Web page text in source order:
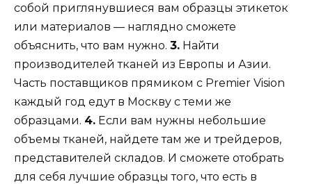
собой приглянувшиеся вам образцы этикеток
или материалов — наглядно сможете
объяснить, что вам нужно. 3. Найти
производителей тканей из Европы и Азии.
Часть поставщиков прямиком с Premier Vision
каждый год едут в Москву с теми же
образцами. 4. Если вам нужны небольшие
объемы тканей, найдете там же и трейдеров,
представителей складов. И сможете отобрать
для себя лучшие образцы того, что есть в